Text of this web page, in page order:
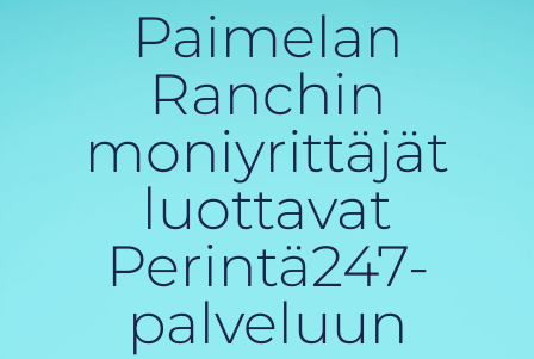
Paimelan
Ranchin
moniyrittäjät
luottavat
Perintä247-
palveluun